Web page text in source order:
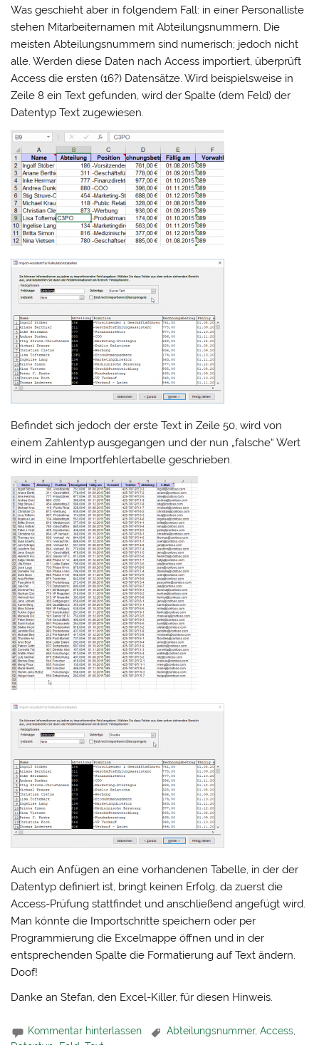
Was geschieht aber in folgendem Fall: in einer Personalliste
stehen Mitarbeiternamen mit Abteilungsnummern. Die
meisten Abteilungsnummern sind numerisch; jedoch nicht
alle. Werden diese Daten nach Access importiert, überprüft
Access die ersten (16?) Datensätze. Wird beispielsweise in
Zeile 8 ein Text gefunden, wird der Spalte (dem Feld) der
Datentyp Text zugewiesen.
Befindet sich jedoch der erste Text in Zeile 50, wird von
einem Zahlentyp ausgegangen und der nun „falsche“ Wert
wird in eine Importfehlertabelle geschrieben.
Auch ein Anfügen an eine vorhandenen Tabelle, in der der
Datentyp definiert ist, bringt keinen Erfolg, da zuerst die
Access-Prüfung stattfindet und anschließend angefügt wird.
Man könnte die Importschritte speichern oder per
Programmierung die Excelmappe öffnen und in der
entsprechenden Spalte die Formatierung auf Text ändern.
Doof!
Danke an Stefan, den Excel-Killer, für diesen Hinweis.
Kommentar hinterlassen Abteilungsnummer,Access